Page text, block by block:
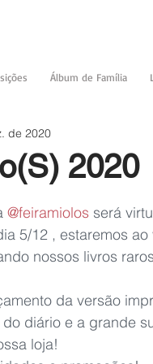
Álbum de Família
2020
de 2020
estrelas.
@feiramiolos será
5/12 , estaremos
nossos livros
da versão
diário e a grande
loja!